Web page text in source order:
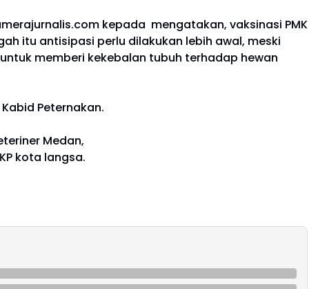
kepada mengatakan, vaksinasi PMK
itu antisipasi perlu dilakukan lebih awal, meski
memberi kekebalan tubuh terhadap hewan
Peternakan.
Medan,
kota langsa.